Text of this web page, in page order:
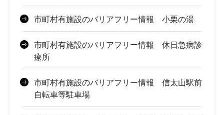
市町村有施設のバリアフリー情報 小栗の湯
市町村有施設のバリアフリー情報 休日急病診
療所
市町村有施設のバリアフリー情報 信太山駅前
自転車等駐車場